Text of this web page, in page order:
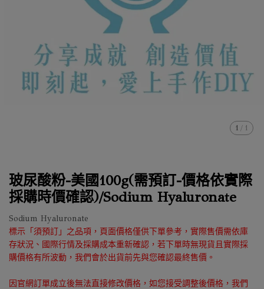
1 / 1
玻尿酸粉-美國100g(需預訂-價格依實際
採購時價確認)/Sodium Hyaluronate
Sodium Hyaluronate
標示「須預訂」之品項，頁面價格僅供下單參考，實際售價需依庫
存狀況、國際行情及採購成本重新確認，若下單時無現貨且實際採
購價格有所波動，我們會於出貨前先與您確認最終售價。
因官網訂單成立後無法直接修改價格，如您接受調整後價格，我們